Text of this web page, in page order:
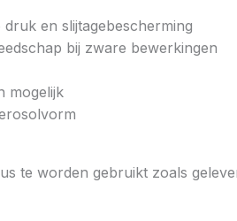
en slijtagebescherming
bij zware bewerkingen
mogelijk
te worden gebruikt zoals